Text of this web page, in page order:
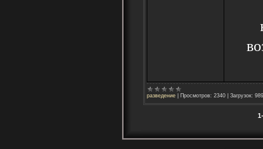
разведение Просмотров: 2340 Загрузок: 989